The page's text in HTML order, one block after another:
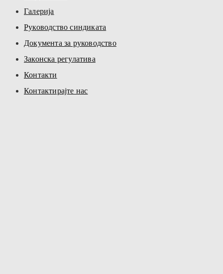
Галерија
Руководство синдиката
Документа за руководство
Законска регулатива
Контакти
Контактирајте нас